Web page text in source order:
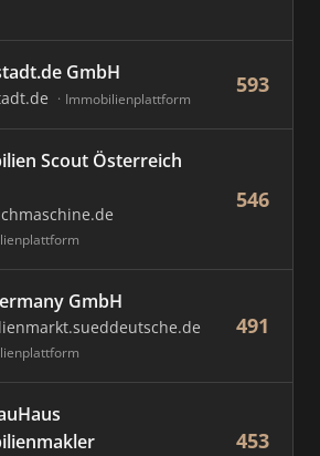
GmbH
Immobilienplattform
593
Scout Österreich
546
GmbH
491
453